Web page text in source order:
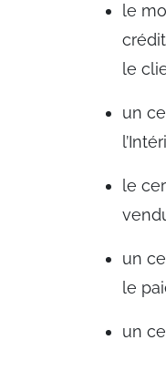
le
le
un
le
un
le
un